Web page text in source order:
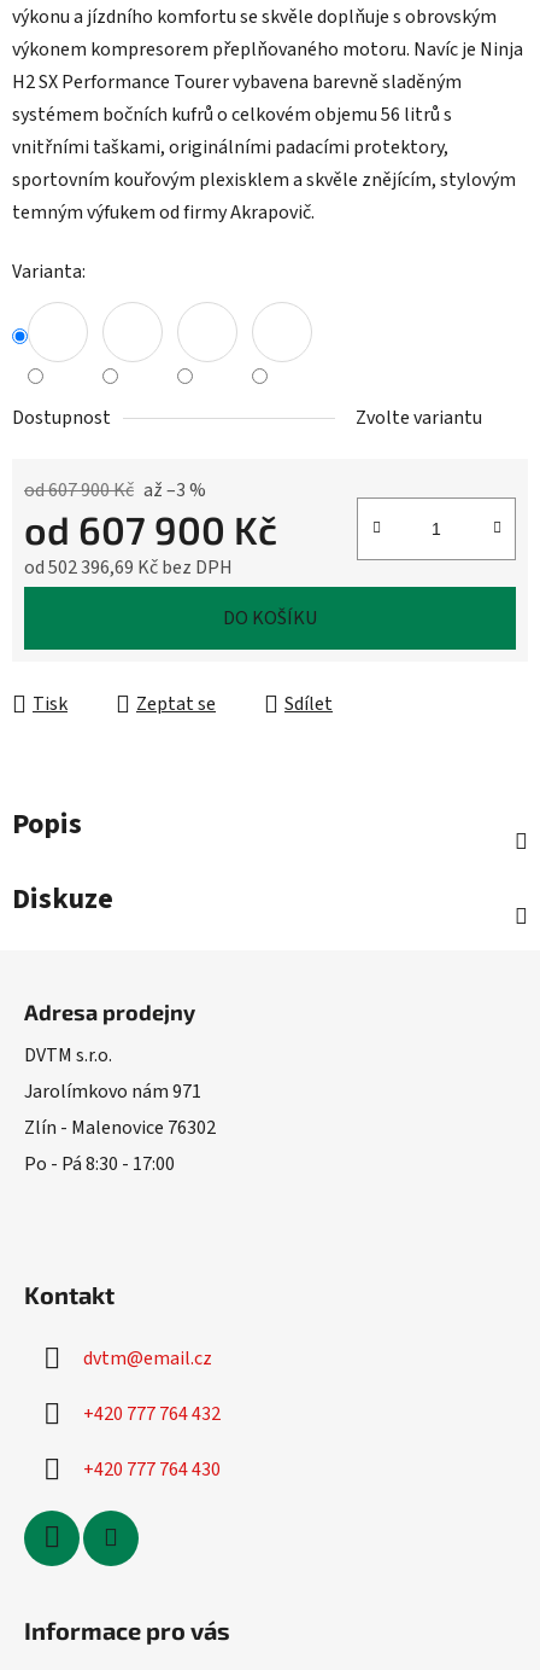
výkonu a jízdního komfortu se skvěle doplňuje s obrovským
výkonem kompresorem přeplňovaného motoru. Navíc je Ninja
H2 SX Performance Tourer vybavena barevně sladěným
systémem bočních kufrů o celkovém objemu 56 litrů s
vnitřními taškami, originálními padacími protektory,
sportovním kouřovým plexisklem a skvěle znějícím, stylovým
temným výfukem od firmy Akrapovič.
Varianta:
Dostupnost Zvolte variantu
od 607 900 Kč až –3 %
od 607 900 Kč
od502 396,69 Kčbez DPH
DO KOŠÍKU
Tisk Zeptat se Sdílet
Popis
Diskuze
Adresa prodejny
DVTM s.r.o.
Jarolímkovo nám 971
Zlín - Malenovice 76302
Po - Pá 8:30 - 17:00
Kontakt
dvtm@email.cz
+420 777 764 432
+420 777 764 430
Informace pro vás